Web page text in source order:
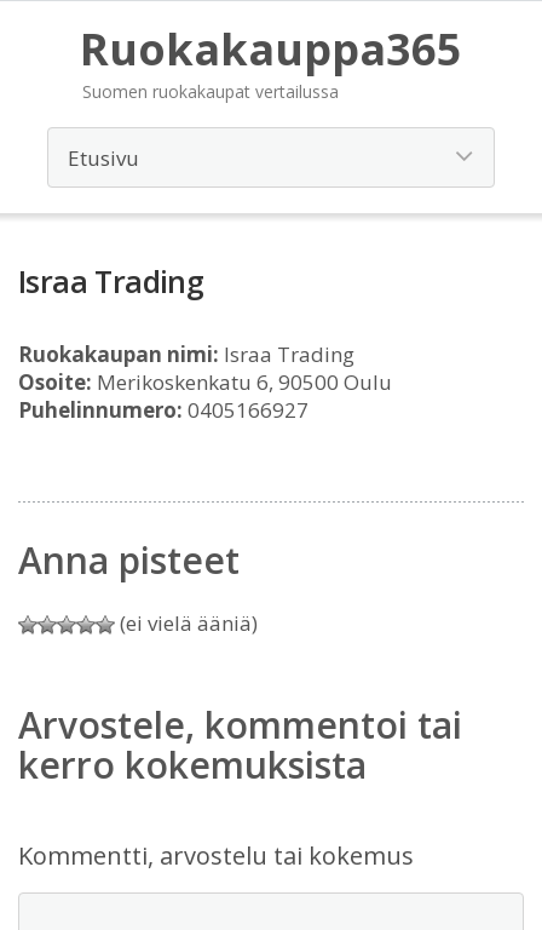
Ruokakauppa365
Suomen ruokakaupat vertailussa
Israa Trading
Ruokakaupan nimi: Israa Trading
Osoite: Merikoskenkatu 6, 90500 Oulu
Puhelinnumero: 0405166927
Anna pisteet
(ei vielä ääniä)
Arvostele, kommentoi tai
kerro kokemuksista
Kommentti, arvostelu tai kokemus